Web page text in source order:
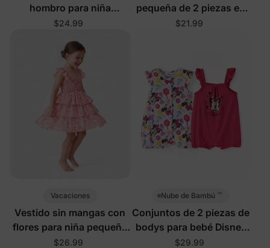
hombro para niña
pequeña/niña con
rosa fuerte
$24.99
pequeña de 2 piezas en
rosa rosa
$21.99
Vacaciones
Vestido sin mangas con
flores para niña pequeña
en color rosa
$26.99
Nube de Bambú ™
Conjuntos de 2 piezas de
bodys para bebé Disney
Mickey y Amigos en rosa
$29.99